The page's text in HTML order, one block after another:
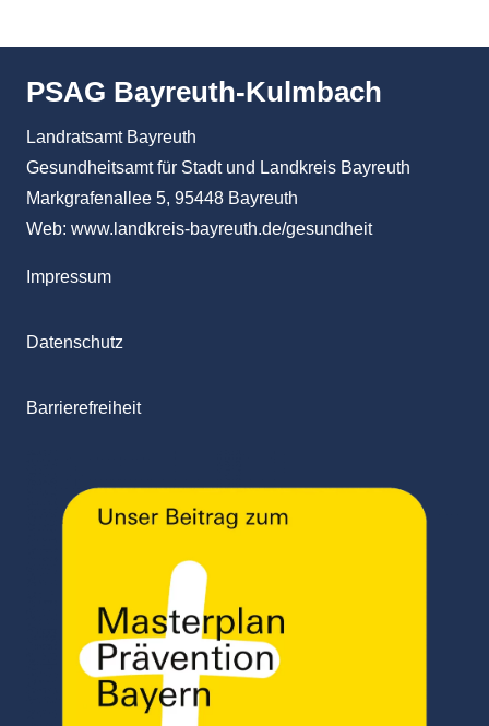
PSAG Bayreuth-Kulmbach
Landratsamt Bayreuth
Gesundheitsamt für Stadt und Landkreis Bayreuth
Markgrafenallee 5, 95448 Bayreuth
Web: www.landkreis-bayreuth.de/gesundheit
Impressum
Datenschutz
Barrierefreiheit